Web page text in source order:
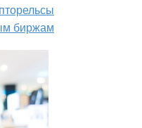
биржам